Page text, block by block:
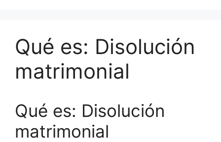
Qué es: Disolución
matrimonial
Qué es: Disolución
matrimonial